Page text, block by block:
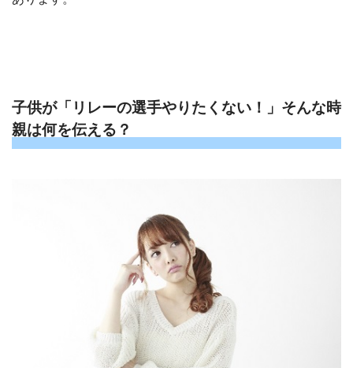
子供が「リレーの選手やりたくない！」そんな時
親は何を伝える？